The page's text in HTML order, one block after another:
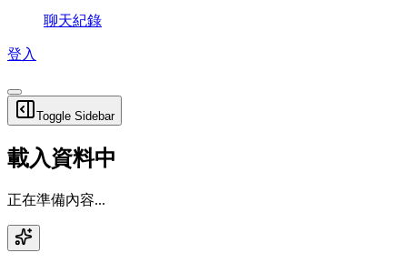
聊天紀錄
登入
Toggle Sidebar
載入資料中
正在準備內容...